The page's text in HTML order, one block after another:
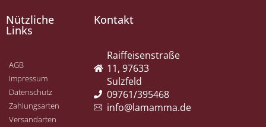
Kontakt
Raiffeisenstraße
11, 97633
Sulzfeld
09761/395468
info@lamamma.de
Nützliche
Links
AGB
Impressum
Datenschutz
Zahlungsarten
Versandarten